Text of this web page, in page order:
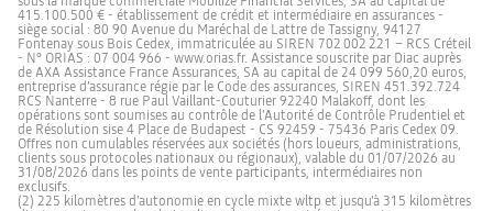
415.100.500 € - établissement de crédit et intermédiaire en assurances -
siège social : 80 90 Avenue du Maréchal de Lattre de Tassigny, 94127
Fontenay sous Bois Cedex, immatriculée au SIREN 702 002 221 – RCS Créteil
- N° ORIAS : 07 004 966 - www.orias.fr. Assistance souscrite par Diac auprès
de AXA Assistance France Assurances, SA au capital de 24 099 560,20 euros,
entreprise d’assurance régie par le Code des assurances, SIREN 451.392.724
RCS Nanterre - 8 rue Paul Vaillant-Couturier 92240 Malakoff, dont les
opérations sont soumises au contrôle de l’Autorité de Contrôle Prudentiel et
de Résolution sise 4 Place de Budapest - CS 92459 - 75436 Paris Cedex 09.
Offres non cumulables réservées aux sociétés (hors loueurs, administrations,
clients sous protocoles nationaux ou régionaux), valable du 01/07/2026 au
31/08/2026 dans les points de vente participants, intermédiaires non
exclusifs.
(2) 225 kilomètres d’autonomie en cycle mixte wltp et jusqu'à 315 kilomètres